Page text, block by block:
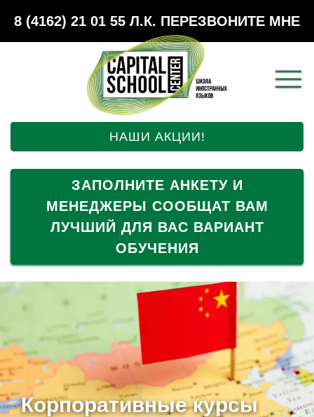
8 (4162) 21 01 55 Л.К. ПЕРЕЗВОНИТЕ МНЕ
НАШИ АКЦИИ!
ЗАПОЛНИТЕ АНКЕТУ И
МЕНЕДЖЕРЫ СООБЩАТ ВАМ
ЛУЧШИЙ ДЛЯ ВАС ВАРИАНТ
ОБУЧЕНИЯ
Корпоративные курсы